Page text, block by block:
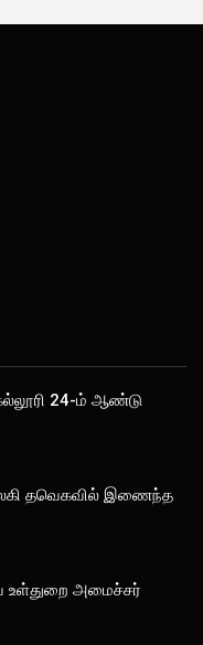
கல்லூரி 24-ம் ஆண்டு
தவெகவில் இணைந்த
உள்துறை அமைச்சர்